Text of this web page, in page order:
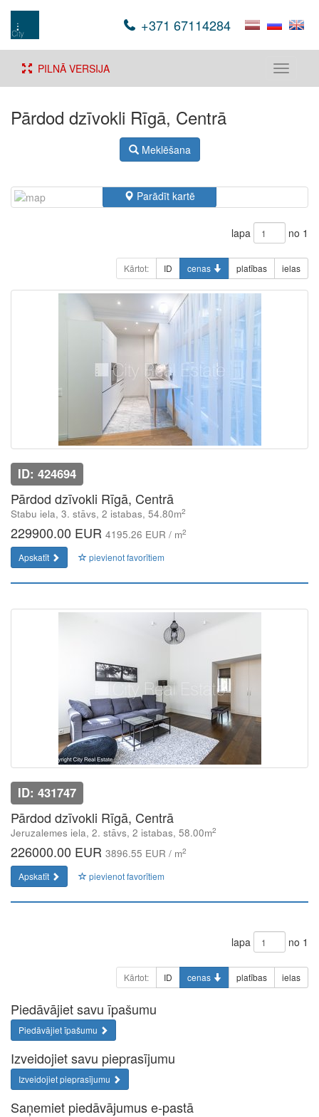
+371 67114284
Toggle
PILNĀ VERSIJA
Pārdod dzīvokli Rīgā, Centrā
Meklēšana
Parādīt kartē
lapa no 1
Kārtot: ID cenas platības ielas
ID: 424694
Pārdod dzīvokli Rīgā, Centrā
Stabu iela, 3. stāvs, 2 istabas, 54.80m2
229900.00 EUR 4195.26 EUR / m2
Apskatīt pievienot favorītiem
ID: 431747
Pārdod dzīvokli Rīgā, Centrā
Jeruzalemes iela, 2. stāvs, 2 istabas, 58.00m2
226000.00 EUR 3896.55 EUR / m2
Apskatīt pievienot favorītiem
lapa no 1
Kārtot: ID cenas platības ielas
Piedāvājiet savu īpašumu
Piedāvājiet īpašumu
Izveidojiet savu pieprasījumu
Izveidojiet pieprasījumu
Saņemiet piedāvājumus e-pastā